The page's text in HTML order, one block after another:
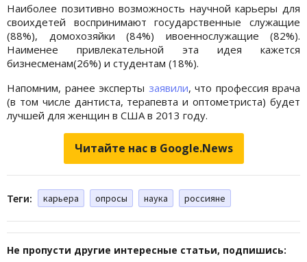
Наиболее позитивно возможность научной карьеры для
своихдетей воспринимают государственные служащие
(88%), домохозяйки (84%) ивоеннослужащие (82%).
Наименее привлекательной эта идея кажется
бизнесменам(26%) и студентам (18%).
Напомним, ранее эксперты заявили, что профессия врача
(в том числе дантиста, терапевта и оптометриста) будет
лучшей для женщин в США в 2013 году.
Читайте нас в Google.News
Теги: карьера опросы наука россияне
Не пропусти другие интересные статьи, подпишись: